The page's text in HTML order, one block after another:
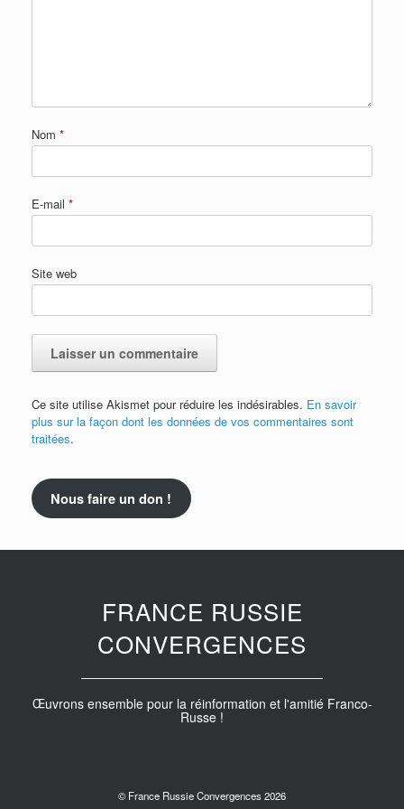
Nom *
E-mail *
Site web
Ce site utilise Akismet pour réduire les indésirables. En savoir
plus sur la façon dont les données de vos commentaires sont
traitées.
Nous faire un don !
FRANCE RUSSIE
CONVERGENCES
Œuvrons ensemble pour la réinformation et l'amitié Franco-
Russe !
© France Russie Convergences 2026